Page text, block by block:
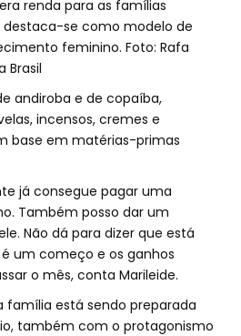
andiroba e de copaíba,
incensos, cremes e
base em matérias-primas
já consegue pagar uma
Também posso dar um
Não dá para dizer que está
um começo e os ganhos
o mês, conta Marileide.
família está sendo preparada
também com o protagonismo